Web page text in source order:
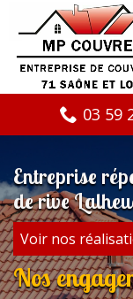
03 59
Entreprise
de rive
Voir nos
Nos